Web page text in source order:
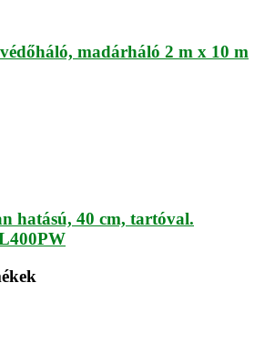
madárháló 2 m x 10 m
hatású, 40 cm, tartóval.